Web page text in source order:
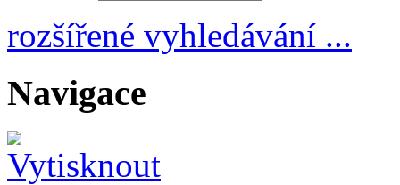
rozšířené vyhledávání ...
Navigace